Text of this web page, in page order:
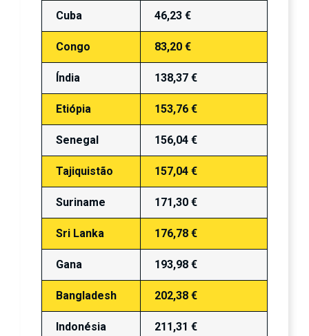
Cuba 46,23 €
Congo 83,20 €
Índia 138,37 €
Etiópia 153,76 €
Senegal 156,04 €
Tajiquistão 157,04 €
Suriname 171,30 €
Sri Lanka 176,78 €
Gana 193,98 €
Bangladesh 202,38 €
Indonésia 211,31 €